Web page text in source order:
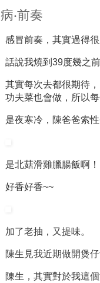
病‧前奏
感冒前奏，其實過得很
話說我燒到39度幾之
其實每次去都很期待
功夫菜也會做，所以
是夜寒冷，陳爸爸索性
是北菇滑雞臘腸飯啊！
好香好香~~
加了老抽，又提味。
陳生見我近期做開煲
陳生，其實對於我這